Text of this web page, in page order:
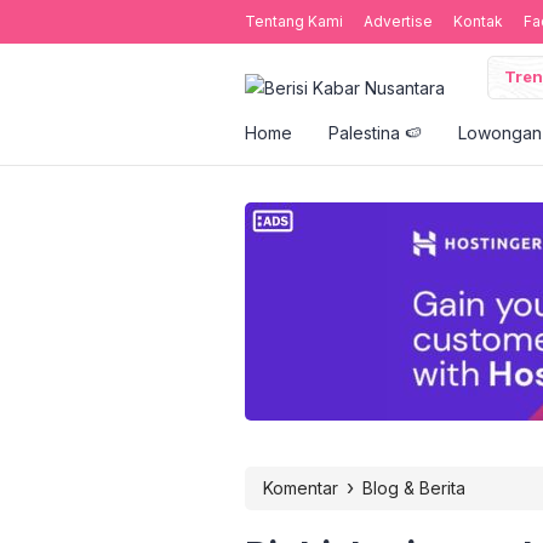
Tentang Kami Advertise Kontak
Home Palestina 🍉
Komentar › Blog & Berita